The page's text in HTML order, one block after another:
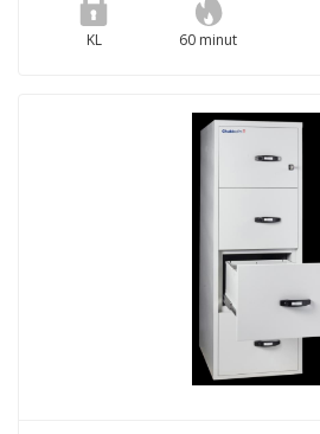
KL 60 minut